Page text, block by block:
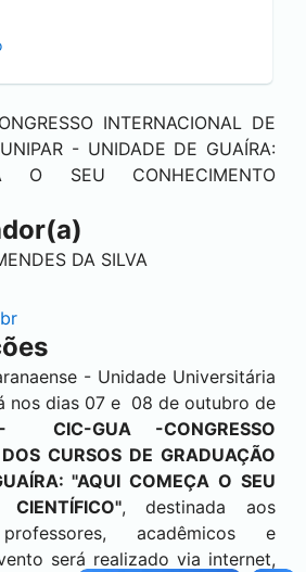
INTERNACIONAL DE
- UNIDADE DE GUAÍRA:
O SEU CONHECIMENTO
DA SILVA
- Unidade Universitária
nos dias 07 e 08 de outubro de
GUA -CONGRESSO
CURSOS DE GRADUAÇÃO
"AQUI COMEÇA O SEU
CIENTÍFICO", destinada aos
professores, acadêmicos e
será realizado via internet,